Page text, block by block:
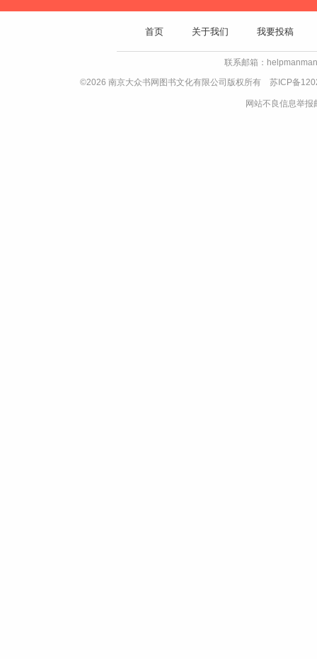
首页 关于我们 我要投稿
联系邮箱：
©2026 南京大众书网图书文化有限公司版权所有 苏ICP备
网站不良信息举